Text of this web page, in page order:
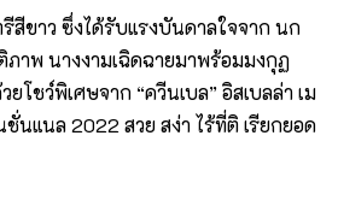
สีขาว ซึ่งได้รับแรงบันดาลใจจาก นก
พ นางงามเฉิดฉายมาพร้อมมงกุฏ
โชว์พิเศษจาก “ควีนเบล” อิสเบลล่า เม
นแนล 2022 สวย สง่า ไร้ที่ติ เรียกยอด